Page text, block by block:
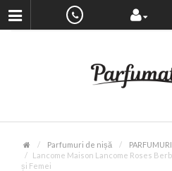
Parfumuri de nișă
Lancome Maison Lancome Roses
și Femei